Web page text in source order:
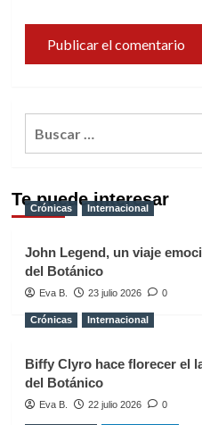
Te puede interesar
Crónicas Internacional
John Legend, un viaje
del Botánico
Eva B. 23 julio 2026 0
Crónicas Internacional
Biffy Clyro hace florecer el
del Botánico
Eva B. 22 julio 2026 0